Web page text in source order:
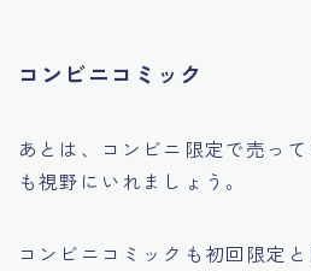
コンビニコミック
あとは、コンビニ限定で売っ
も視野にいれましょう。
コンビニコミックも初回限定